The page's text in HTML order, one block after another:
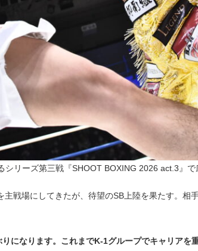
リーズ第三戦『SHOOT BOXING 2026 act.3』
戦場にしてきたが、待望のSB上陸を果たす。相
なります。これまでK-1グループでキャリアを